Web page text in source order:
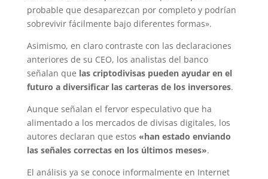
probable que desaparezcan por completo y podrían
sobrevivir fácilmente bajo diferentes formas».
Asimismo, en claro contraste con las declaraciones
anteriores de su CEO, los analistas del banco
señalan que las criptodivisas pueden ayudar en el
futuro a diversificar las carteras de los inversores.
Aunque señalan el fervor especulativo que ha
alimentado a los mercados de divisas digitales, los
autores declaran que estos «han estado enviando
las señales correctas en los últimos meses».
El análisis ya se conoce informalmente en Internet